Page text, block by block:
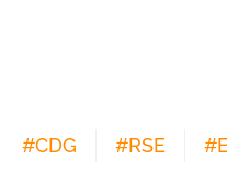
#CDG #RSE #